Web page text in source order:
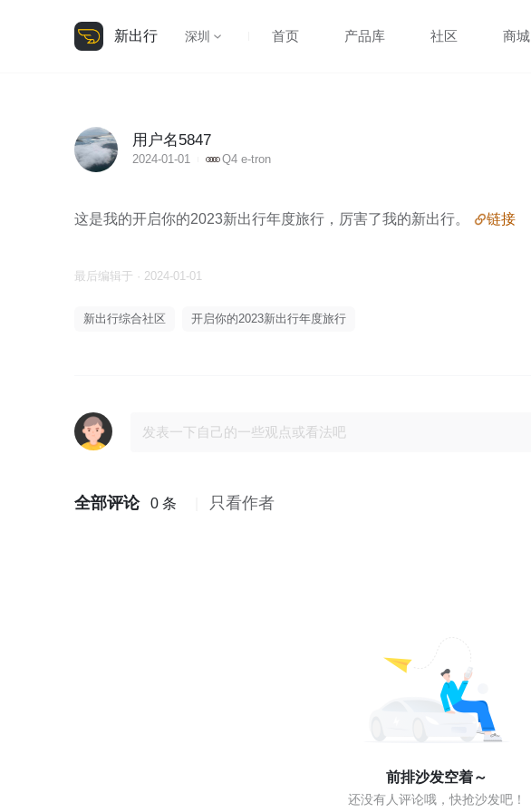
新出行 深圳 首页 产品库 社区 商城
用户名5847
2024-01-01 Q4 e-tron
这是我的开启你的2023新出行年度旅行，厉害了我的新出行。 链接
最后编辑于 · 2024-01-01
新出行综合社区 开启你的2023新出行年度旅行
全部评论 0 条 只看作者
前排沙发空着～
还没有人评论哦，快抢沙发吧！